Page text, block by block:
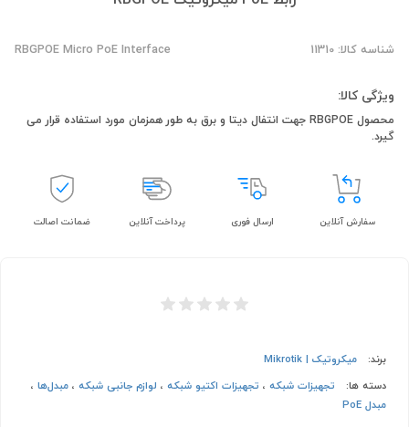
شناسه کالا: 11310 RBGPOE Micro PoE Interface
ویژگی کالا:
محصول RBGPOE جهت انتفال دیتا و برق به طور همزمان مورد استفاده قرار می
گیرد.
سفارش آنلاین ارسال فوری پرداخت آنلاین ضمانت اصالت
برند:
میکروتیک | Mikrotik
دسته ها:
تجهیزات شبکه ، تجهیزات اکتیو شبکه ، لوازم جانبی شبکه ، مبدل‌ها ،
مبدل PoE